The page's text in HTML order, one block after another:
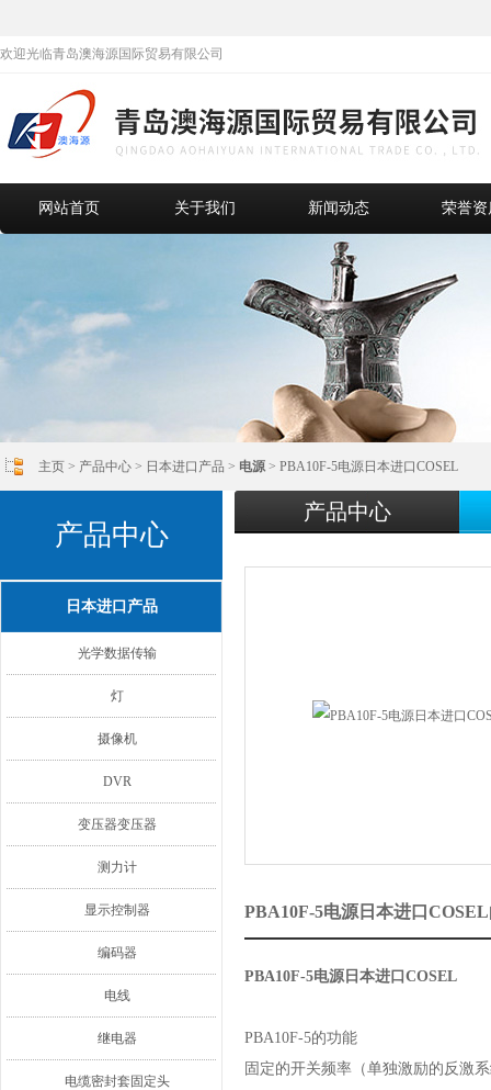
欢迎光临青岛澳海源国际贸易有限公司
网站首页 关于我们 新闻动态 荣誉资
主页 > 产品中心 > 日本进口产品 > 电源> PBA10F-5电源日本进口COSEL
产品中心
日本进口产品
光学数据传输
灯
摄像机
DVR
变压器变压器
测力计
显示控制器
编码器
电线
继电器
电缆密封套固定头
产品中心
PBA10F-5电源日本进口
PBA10F-5电源日本进口COSEL
PBA10F-5的功能
固定的开关频率（单独激励的反激